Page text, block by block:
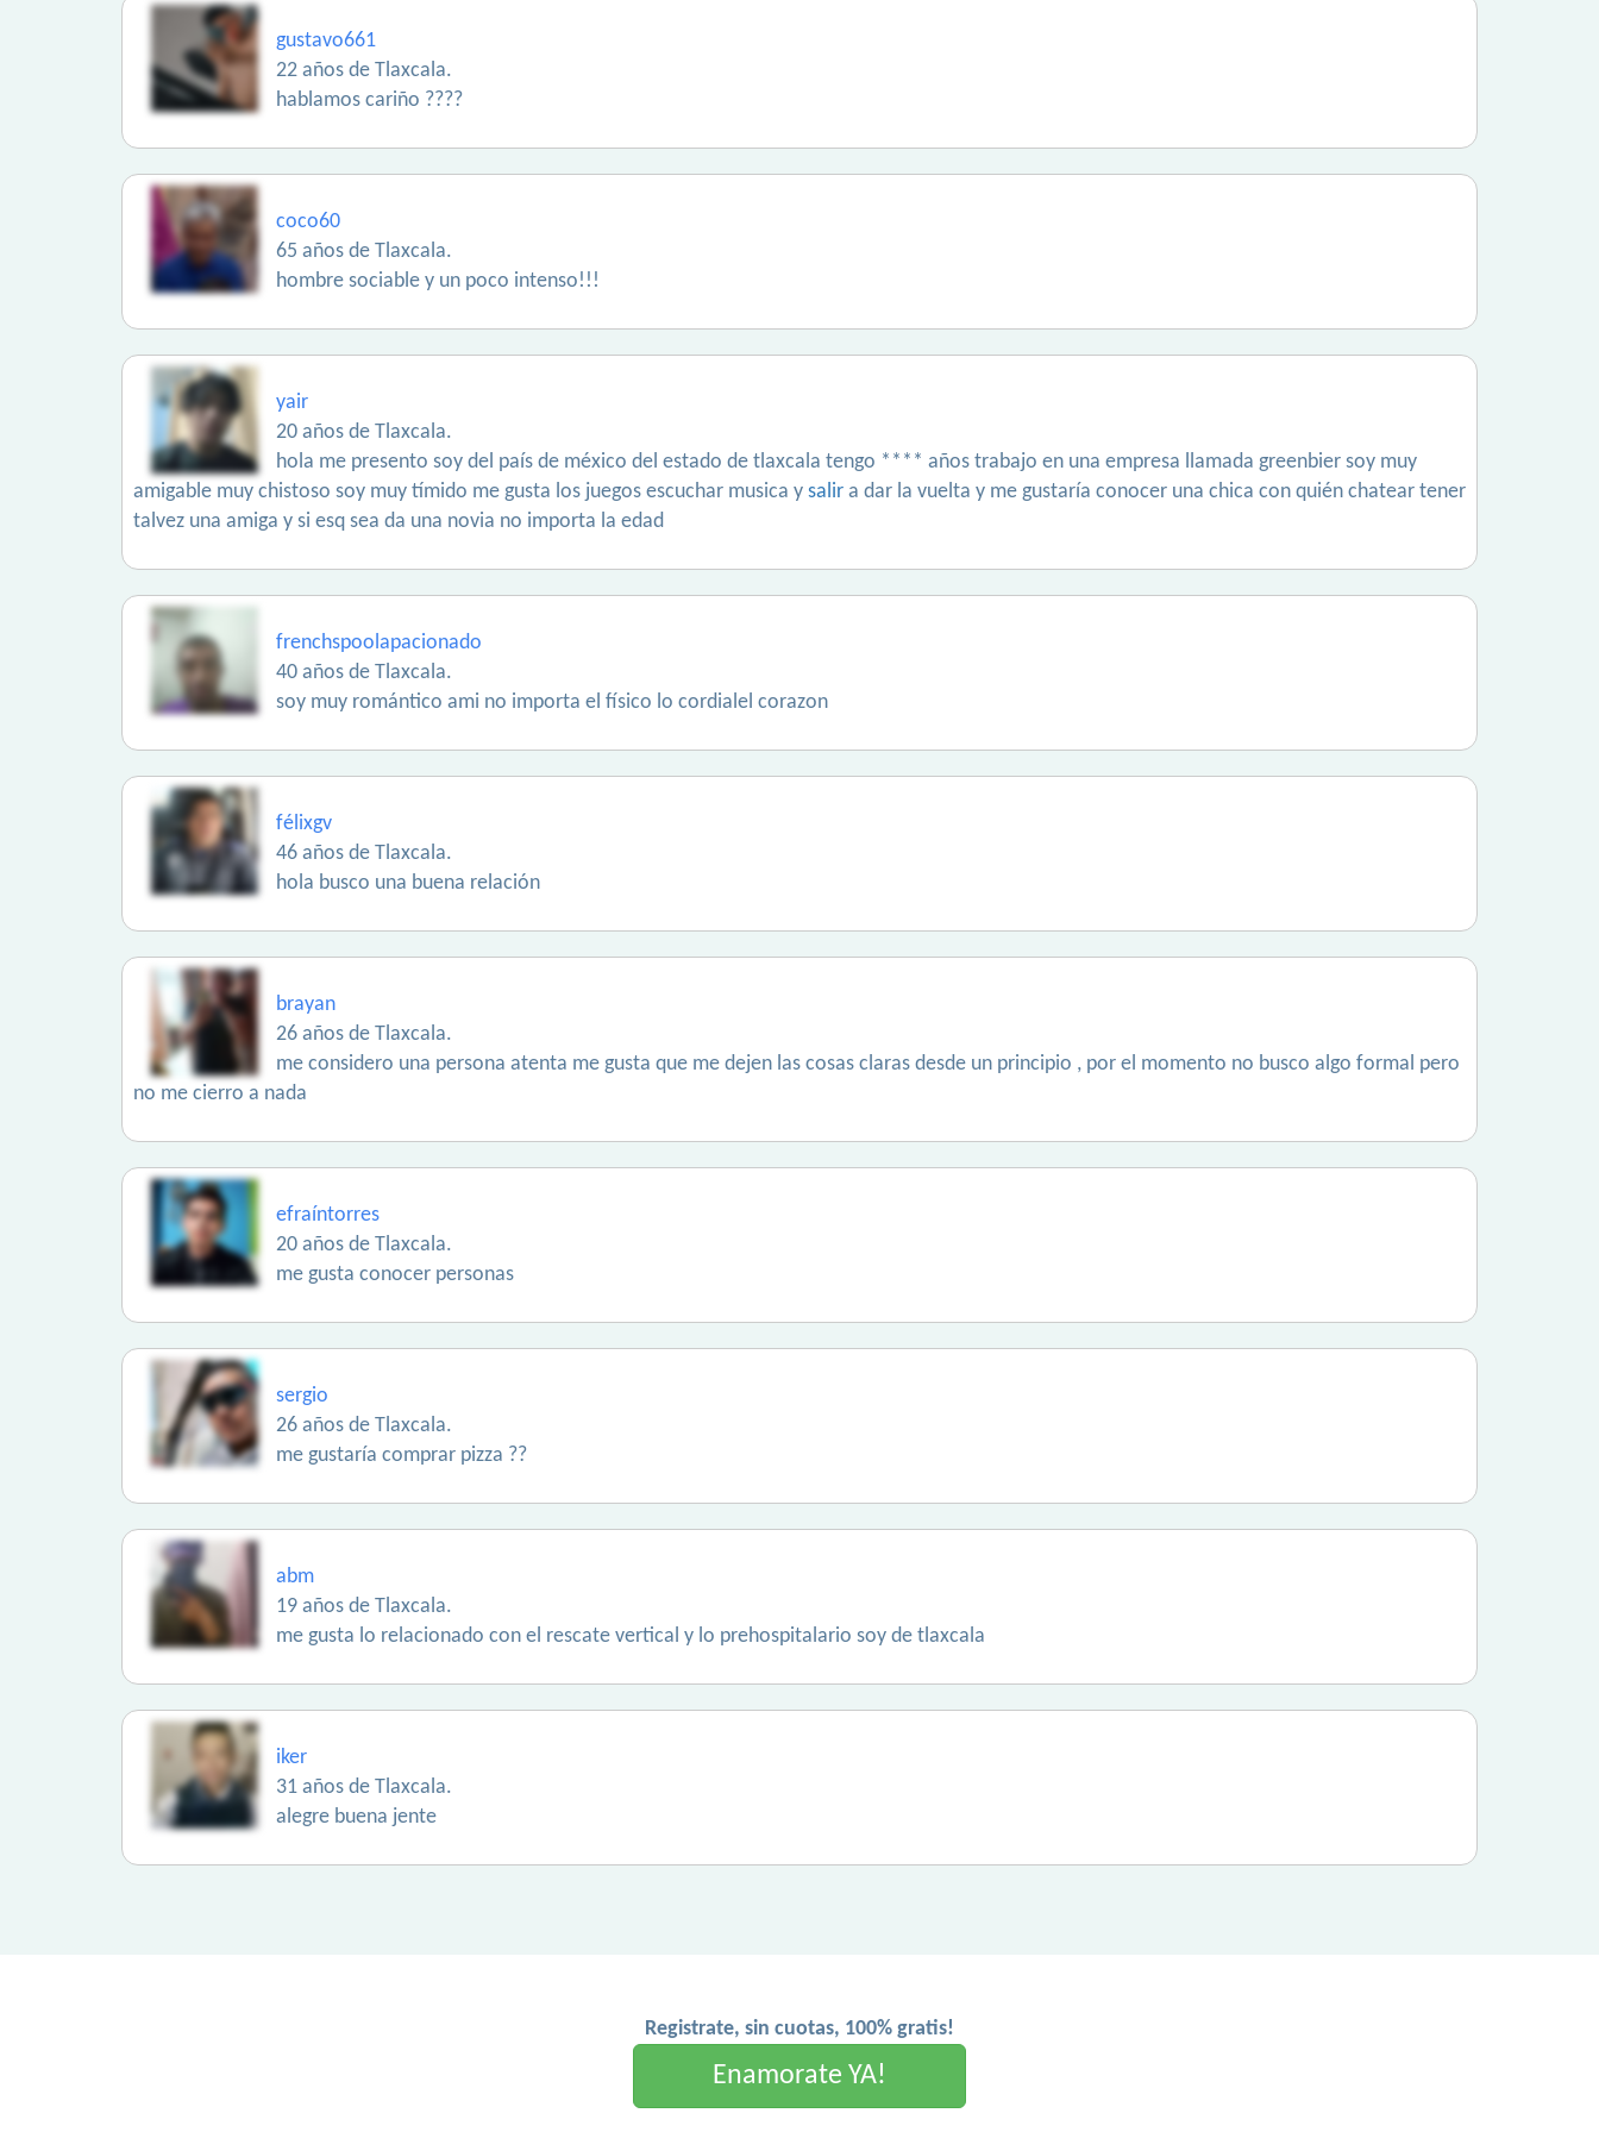
gustavo661
22 años de Tlaxcala.
hablamos cariño ????
coco60
65 años de Tlaxcala.
hombre sociable y un poco intenso!!!
yair
20 años de Tlaxcala.
hola me presento soy del país de méxico del estado de tlaxcala tengo **** años trabajo en una empresa llamada greenbier soy muy
amigable muy chistoso soy muy tímido me gusta los juegos escuchar musica y salir a dar la vuelta y me gustaría conocer una chica con quién chatear tener
talvez una amiga y si esq sea da una novia no importa la edad
frenchspoolapacionado
40 años de Tlaxcala.
soy muy romántico ami no importa el físico lo cordialel corazon
félixgv
46 años de Tlaxcala.
hola busco una buena relación
brayan
26 años de Tlaxcala.
me considero una persona atenta me gusta que me dejen las cosas claras desde un principio , por el momento no busco algo formal pero
no me cierro a nada
efraíntorres
20 años de Tlaxcala.
me gusta conocer personas
sergio
26 años de Tlaxcala.
me gustaría comprar pizza ??
abm
19 años de Tlaxcala.
me gusta lo relacionado con el rescate vertical y lo prehospitalario soy de tlaxcala
iker
31 años de Tlaxcala.
alegre buena jente
Registrate, sin cuotas, 100% gratis!
Enamorate YA!